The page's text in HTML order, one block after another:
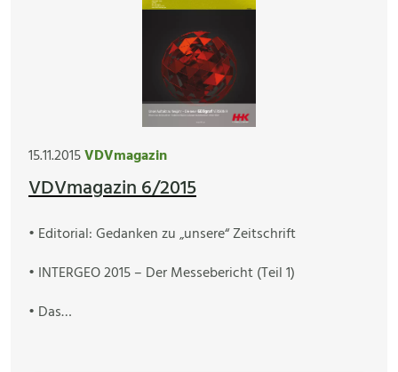
15.11.2015VDVmagazin
VDVmagazin 6/2015
• Editorial: Gedanken zu „unsere“ Zeitschrift
• INTERGEO 2015 – Der Messebericht (Teil 1)
• Das…